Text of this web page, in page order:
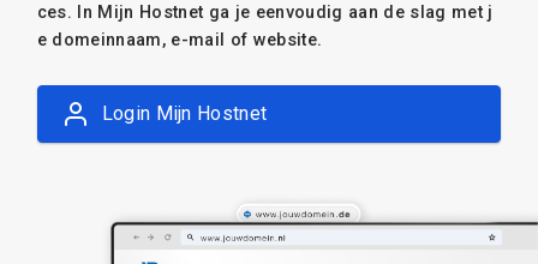
ces. In Mijn Hostnet ga je eenvoudig aan de slag met j
e domeinnaam, e-mail of website.
Login Mijn Hostnet